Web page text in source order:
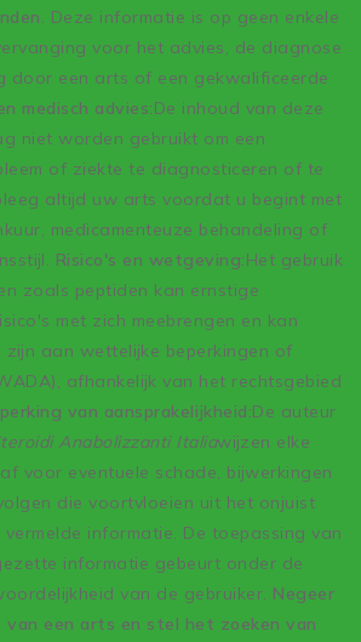
. Deze informatie is op geen enkele
voor het advies, de diagnose
door een arts of een gekwalificeerde
medisch advies:De inhoud van deze
niet worden gebruikt om een
of ziekte te diagnosticeren of te
altijd uw arts voordat u begint met
medicamenteuze behandeling of
Risico's en wetgeving:Het gebruik
zoals peptiden kan ernstige
met zich meebrengen en kan
zijn aan wettelijke beperkingen of
afhankelijk van het rechtsgebied
van aansprakelijkheid:De auteur
Anabolizzanti Italiawijzen elke
voor eventuele schade, bijwerkingen
die voortvloeien uit het onjuist
informatie. De toepassing van
informatie gebeurt onder de
van de gebruiker. Negeer
een arts en stel het zoeken van